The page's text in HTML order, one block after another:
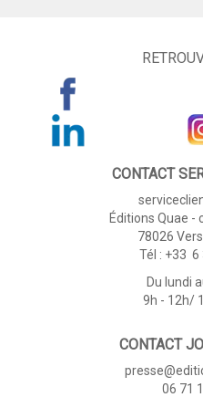
CONTACT
Éditions Quae -
78026
Tél : +33 6
Du lundi
9h - 12h/
CONTACT
06 71